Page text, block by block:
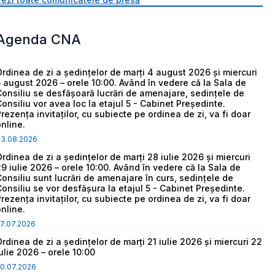
CNA
de zi a ședințelor de marți 4 august 2026 și miercuri
august 2026 – orele 10:00. Având în vedere că la Sala de
se desfășoară lucrări de amenajare, sedințele de
vor avea loc la etajul 5 - Cabinet Președinte.
invitaților, cu subiecte pe ordinea de zi, va fi doar
de zi a ședințelor de marți 28 iulie 2026 și miercuri
iulie 2026 – orele 10:00. Având în vedere că la Sala de
sunt lucrări de amenajare în curs, sedințele de
se vor desfășura la etajul 5 - Cabinet Președinte.
invitaților, cu subiecte pe ordinea de zi, va fi doar
de zi a ședințelor de marți 21 iulie 2026 și miercuri 22
2026 – orele 10:00